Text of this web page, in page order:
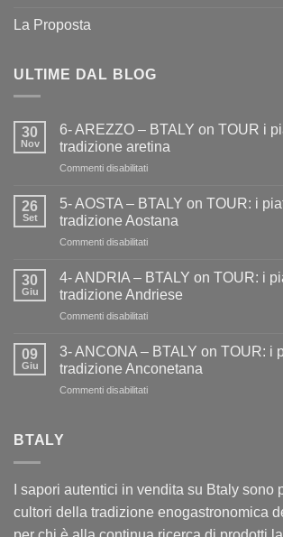
La Proposta
ULTIME DAL BLOG
30
Nov
6- AREZZO – BTALY on TOUR i
tradizione aretina
Commenti disabilitatisu
AREZZO
BTALY
on
i
piatti
tradizione
26
Set
5- AOSTA – BTALY on TOUR: i
tradizione Aostana
Commenti disabilitatisu
AOSTA
–
BTALY
on
piatti
tradizione
30
Giu
4- ANDRIA – BTALY on TOUR: i
tradizione Andriese
Commenti disabilitatisu
ANDRIA
BTALY
on
Andriese
09
Giu
3- ANCONA – BTALY on TOUR: i
tradizione Anconetana
Commenti disabilitatisu
i
piatti
della
BTALY
I sapori autentici in vendita su Btaly sono
cultori della tradizione enogastronomica